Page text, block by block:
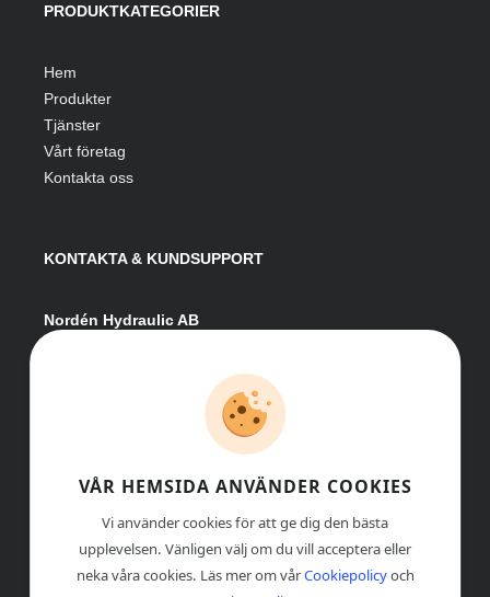
PRODUKTKATEGORIER
Hem
Produkter
Tjänster
Vårt företag
Kontakta oss
KONTAKTA & KUNDSUPPORT
Nordén Hydraulic AB
info@nordenhydraulic.se
Org-nr: 556531-8424
VÅR HEMSIDA ANVÄNDER COOKIES
Vi använder cookies för att ge dig den bästa
upplevelsen. Vänligen välj om du vill acceptera eller
neka våra cookies. Läs mer om vårCookiepolicyoch